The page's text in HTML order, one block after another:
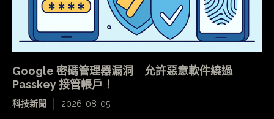
Google 密碼管理器漏洞 允許惡意軟件繞過
Passkey 接管帳戶！
科技新聞 2026-08-05